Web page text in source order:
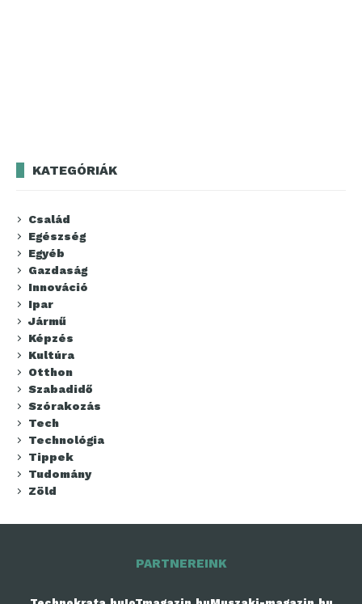
KATEGÓRIÁK
Család
Egészség
Egyéb
Gazdaság
Innováció
Ipar
Jármű
Képzés
Kultúra
Otthon
Szabadidő
Szórakozás
Tech
Technológia
Tippek
Tudomány
Zöld
PARTNEREINK